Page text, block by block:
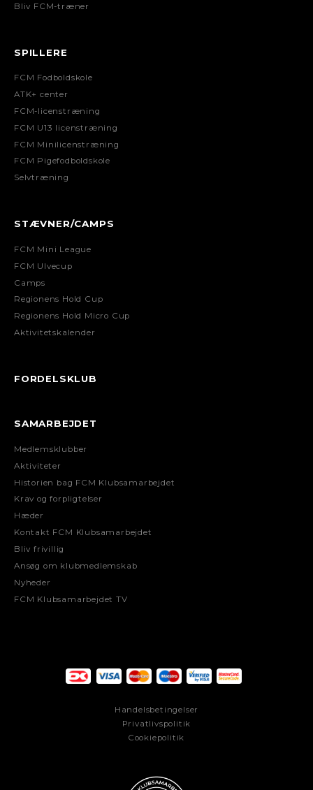
Bliv FCM-træner
SPILLERE
FCM Fodboldskole
ATK+ center
FCM-licenstræning
FCM U13 licenstræning
FCM Minilicenstræning
FCM Pigefodboldskole
Selvtræning
STÆVNER/CAMPS
FCM Mini League
FCM Ulvecup
Camps
Regionens Hold Cup
Regionens Hold Micro Cup
Aktivitetskalender
FORDELSKLUB
SAMARBEJDET
Medlemsklubber
Aktiviteter
Historien bag FCM Klubsamarbejdet
Krav og forpligtelser
Hæder
Kontakt FCM Klubsamarbejdet
Bliv frivillig
Ansøg om klubmedlemskab
Nyheder
FCM Klubsamarbejdet TV
Handelsbetingelser
Privatlivspolitik
Cookiepolitik